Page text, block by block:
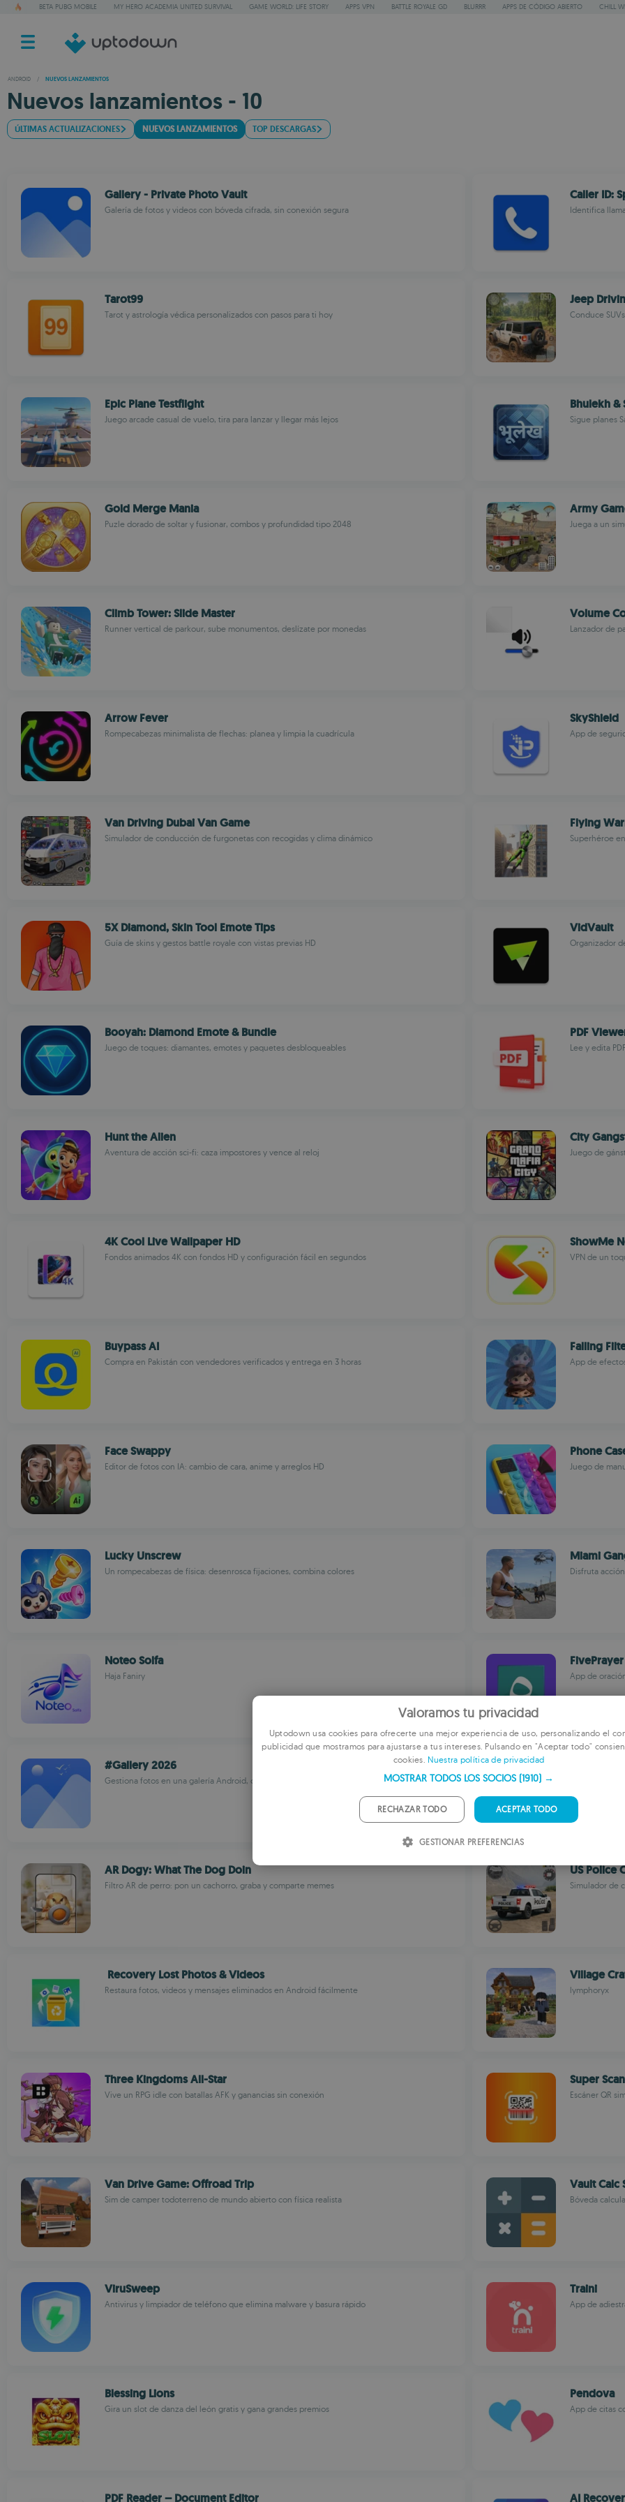
BETA PUBG MOBILE MY HERO ACADEMIA UNITED SURVIVAL GAME WORLD: LIFE STORY APPS VPN BATTLE ROYALE GD BLURRR APPS DE CÓDIGO ABIERTO CHILL
ANDROID / NUEVOS LANZAMIENTOS
Nuevos lanzamientos - 10
ÚLTIMAS ACTUALIZACIONES NUEVOS LANZAMIENTOS TOP DESCARGAS
Gallery - Private Photo Vault
Galería de fotos y videos con bóveda cifrada, sin conexión segura
Caller ID:
Identifica
Tarot99
Tarot y astrología védica personalizados con pasos para ti hoy
Jeep
Conduce
Epic Plane Testflight
Juego arcade casual de vuelo, tira para lanzar y llegar más lejos
Bhulekh &
Sigue planes
Gold Merge Mania
Puzle dorado de soltar y fusionar, combos y profundidad tipo 2048
Army
Juega a un
Climb Tower: Slide Master
Runner vertical de parkour, sube monumentos, deslízate por monedas
Volume
Lanzador de
Arrow Fever
Rompecabezas minimalista de flechas: planea y limpia la cuadrícula
SkyShield
App de
Van Driving Dubai Van Game
Simulador de conducción de furgonetas con recogidas y clima dinámico
Flying
Superhéroe
5X Diamond, Skin Tool Emote Tips
Guía de skins y gestos battle royale con vistas previas HD
VidVault
Organizador
Booyah: Diamond Emote & Bundle
Juego de toques: diamantes, emotes y paquetes desbloqueables
PDF
Lee y edita
Hunt the Alien
Aventura de acción sci-fi: caza impostores y vence al reloj
City
Juego de
4K Cool Live Wallpaper HD
Fondos animados 4K con fondos HD y configuración fácil en segundos
ShowMe
VPN de un
Buypass AI
Compra en Pakistán con vendedores verificados y entrega en 3 horas
Falling
App de
Face Swappy
Editor de fotos con IA: cambio de cara, anime y arreglos HD
Phone
Juego de
Lucky Unscrew
Un rompecabezas de física: desenrosca fijaciones, combina colores
Miami
Disfruta
Noteo Solfa
Haja Faniry
FivePrayer
App de
#Gallery 2026
Gestiona fotos en una galería Android, con bóveda privada y editor Chat social
AR Dogy: What The Dog Doin
Filtro AR de perro: pon un cachorro, graba y comparte memes
US Police
Simulador de
Recovery Lost Photos & Videos
Restaura fotos, videos y mensajes eliminados en Android fácilmente
Village
lymphoryx
Three Kingdoms All-Star
Vive un RPG idle con batallas AFK y ganancias sin conexión
Super Scan
Escáner QR
Van Drive Game: Offroad Trip
Sim de camper todoterreno de mundo abierto con física realista
Vault Calc
Bóveda
ViruSweep
Antivirus y limpiador de teléfono que elimina malware y basura rápido
Traini
App de
Blessing Lions
Gira un slot de danza del león gratis y gana grandes premios
Pendova
App de citas
PDF Reader – Document Editor AI
Valoramos tu privacidad
Uptodown usa cookies para ofrecerte una mejor experiencia de uso, personalizando el
publicidad que mostramos para ajustarse a tus intereses. Pulsando en "Aceptar todo"
cookies. Nuestra política de privacidad
MOSTRAR TODOS LOS SOCIOS (1910) →
ACEPTAR TODO
RECHAZAR TODO
GESTIONAR PREFERENCIAS